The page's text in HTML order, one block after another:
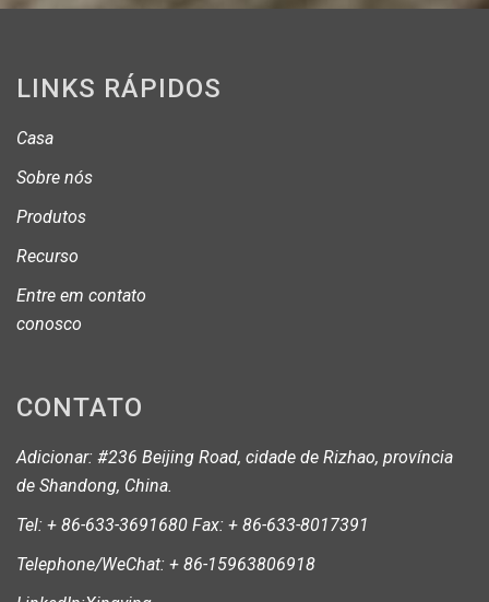
LINKS RÁPIDOS
Casa
Sobre nós
Produtos
Recurso
Entre em contato
conosco
CONTATO
Adicionar: #236 Beijing Road, cidade de Rizhao, província
de Shandong, China.
Tel: + 86-633-3691680 Fax: + 86-633-8017391
Telephone/WeChat: + 86-15963806918